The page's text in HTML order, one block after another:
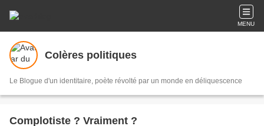
MENU
Colères politiques
Le Blogue d'un identitaire, poète révolté par un monde en déliquescence
Complotiste ? Vraiment ?